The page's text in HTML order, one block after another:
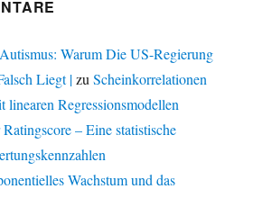
Warum Die US-Regierung
Liegt |zuScheinkorrelationen
linearen Regressionsmodellen
– Eine statistische
Wachstum und das